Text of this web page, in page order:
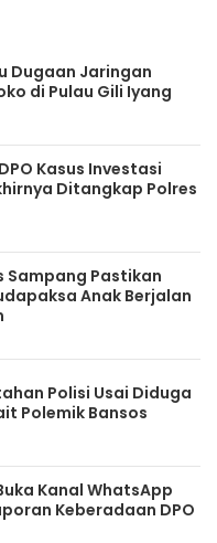
Dugaan Jaringan
di Pulau Gili Iyang
Kasus Investasi
Ditangkap Polres
Sampang Pastikan
Anak Berjalan
Polisi Usai Diduga
Polemik Bansos
Kanal WhatsApp
Keberadaan DPO